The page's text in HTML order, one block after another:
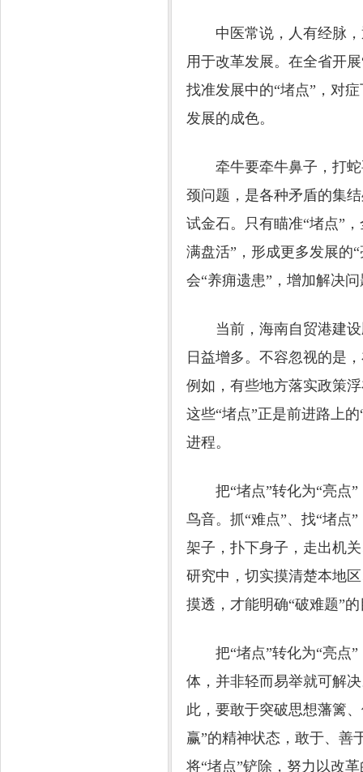
中医常说，人有经脉，
用于改革发展。在全省开
找准发展中的“堵点”，对
发展的成色。
牵牛要牵牛鼻子，打蛇
颈问题，是各种矛盾的集
试金石。只有瞄准“堵点”
满盘活”，形成更多发展的
会“养痈遗患”，增加解决
当前，海南自贸港建设
日益增多。不容忽视的是
例如，有些地方落实政策
这些“堵点”正是前进路上
进程。
把“堵点”转化为“亮点”
鸟音。抓“难点”、找“堵点
架子，扑下身子，走出机
研究中，切实摸清楚本地
摸透，才能明确“破难题”
把“堵点”转化为“亮点”
体，并非轻而易举就可解
此，要敢于突破思想藩篱
赢”的精神状态，敢于、善
将“堵点”铲除，努力以改